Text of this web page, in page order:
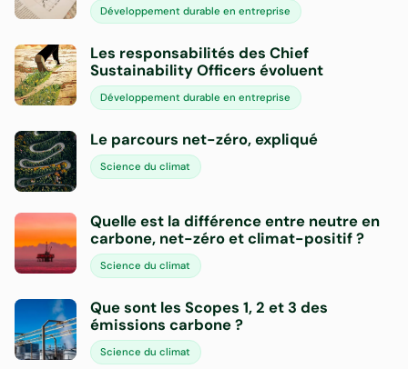
Développement durable en entreprise
Les responsabilités des Chief
Sustainability Officers évoluent
Développement durable en entreprise
Le parcours net-zéro, expliqué
Science du climat
Quelle est la différence entre neutre en
carbone, net-zéro et climat-positif ?
Science du climat
Que sont les Scopes 1, 2 et 3 des
émissions carbone ?
Science du climat